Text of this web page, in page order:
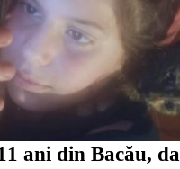
ani din Bacău,